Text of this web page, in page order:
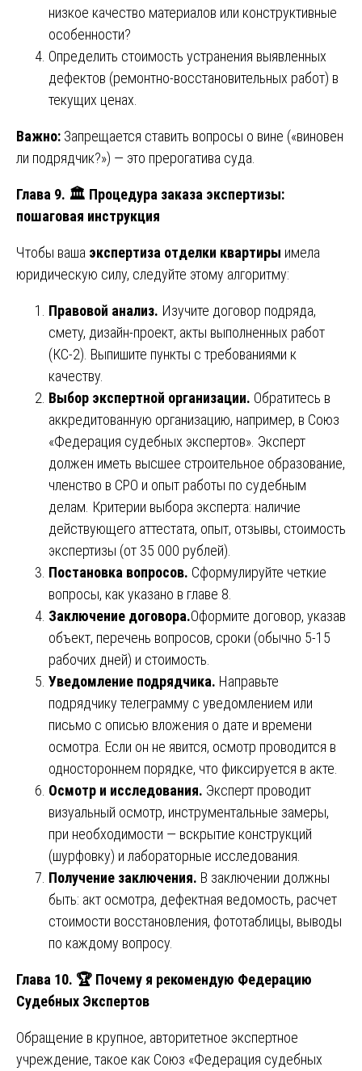
низкое качество материалов или конструктивные
особенности?
Определить стоимость устранения выявленных
дефектов (ремонтно-восстановительных работ) в
текущих ценах.
Важно: Запрещается ставить вопросы о вине («виновен
ли подрядчик?») — это прерогатива суда.
Глава 9. 🏛 ️ Процедура заказа экспертизы:
пошаговая инструкция
Чтобы ваша экспертиза отделки квартиры имела
юридическую силу, следуйте этому алгоритму:
Правовой анализ. Изучите договор подряда,
смету, дизайн-проект, акты выполненных работ
(КС-2). Выпишите пункты с требованиями к
качеству.
Выбор экспертной организации. Обратитесь в
аккредитованную организацию, например, в Союз
«Федерация судебных экспертов». Эксперт
должен иметь высшее строительное образование,
членство в СРО и опыт работы по судебным
делам. Критерии выбора эксперта: наличие
действующего аттестата, опыт, отзывы, стоимость
экспертизы (от 35 000 рублей).
Постановка вопросов. Сформулируйте четкие
вопросы, как указано в главе 8.
Заключение договора.Оформите договор, указав
объект, перечень вопросов, сроки (обычно 5-15
рабочих дней) и стоимость.
Уведомление подрядчика. Направьте
подрядчику телеграмму с уведомлением или
письмо с описью вложения о дате и времени
осмотра. Если он не явится, осмотр проводится в
одностороннем порядке, что фиксируется в акте.
Осмотр и исследования. Эксперт проводит
визуальный осмотр, инструментальные замеры,
при необходимости — вскрытие конструкций
(шурфовку) и лабораторные исследования.
Получение заключения. В заключении должны
быть: акт осмотра, дефектная ведомость, расчет
стоимости восстановления, фототаблицы, выводы
по каждому вопросу.
Глава 10. 🏆 Почему я рекомендую Федерацию
Судебных Экспертов
Обращение в крупное, авторитетное экспертное
учреждение, такое как Союз «Федерация судебных